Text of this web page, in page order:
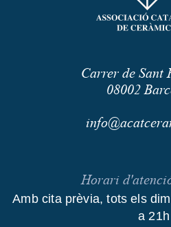
Carrer de Sant
08002
Horari
Amb cita prèvia, tots els
a 21h